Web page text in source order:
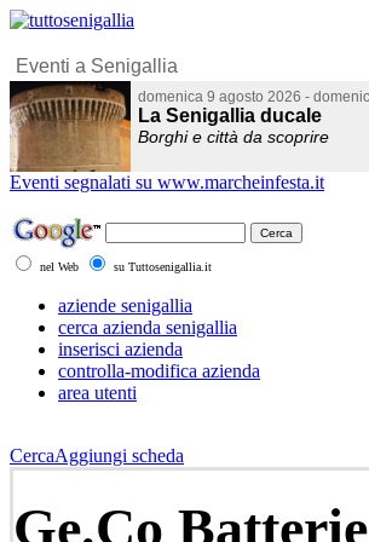
Eventi segnalati su www.marcheinfesta.it
nel Web su Tuttosenigallia.it
aziende senigallia
cerca azienda senigallia
inserisci azienda
controlla-modifica azienda
area utenti
CercaAggiungi scheda
Ge.Co Batterie